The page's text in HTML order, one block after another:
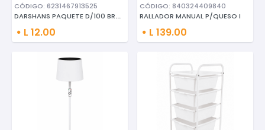
CÓDIGO: 6231467913525
DARSHANS PAQUETE D/100 BROCHET
L 12.00
CÓDIGO: 840324409840
RALLADOR MANUAL P/QUESO I
L 139.00